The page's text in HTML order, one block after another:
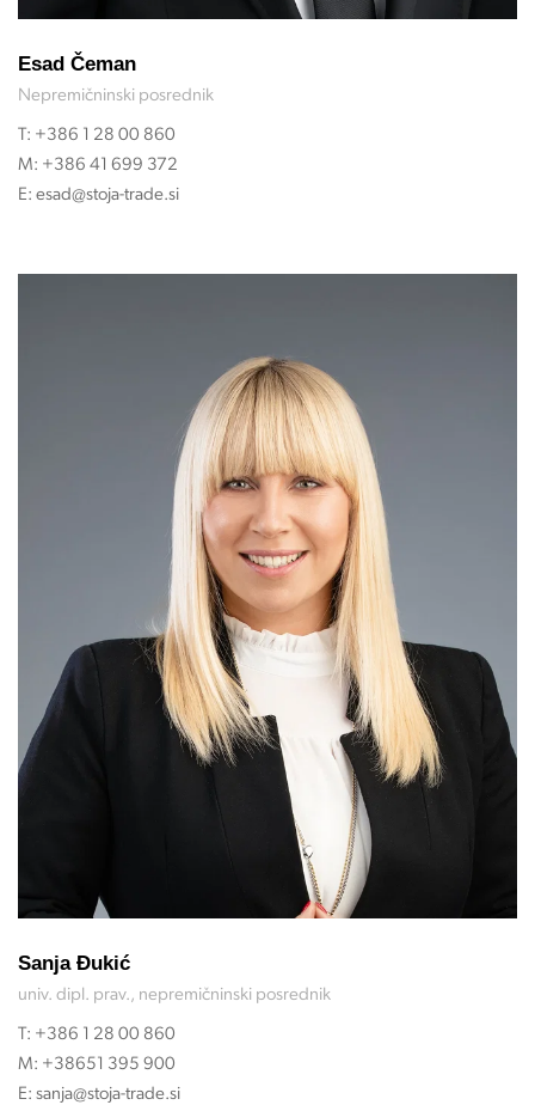
Esad Čeman
Nepremičninski posrednik
T: +386 1 28 00 860
M: +386 41 699 372
E: esad@stoja-trade.si
Sanja Đukić
univ. dipl. prav., nepremičninski posrednik
T: +386 1 28 00 860
M: +38651 395 900
E: sanja@stoja-trade.si